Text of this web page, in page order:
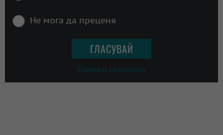
Не мога да преценя
Покажи резултати